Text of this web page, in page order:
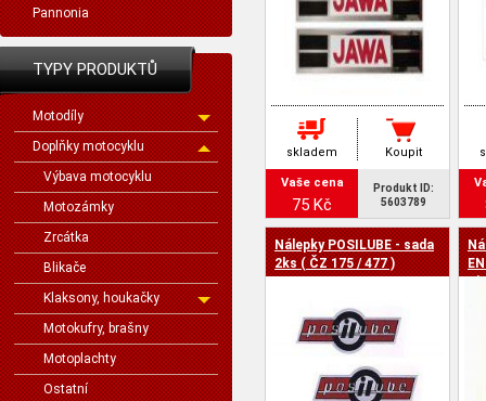
Pannonia
TYPY PRODUKTŮ
Motodíly
Doplňky motocyklu
Výbava motocyklu
Motozámky
Zrcátka
Blikače
Klaksony, houkačky
Motokufry, brašny
Motoplachty
Ostatní
skladem Koupit
Vaše cena
75 Kč
Produkt ID:
5603789
Nálepky POSILUBE - sada
2ks ( ČZ 175 / 477 )